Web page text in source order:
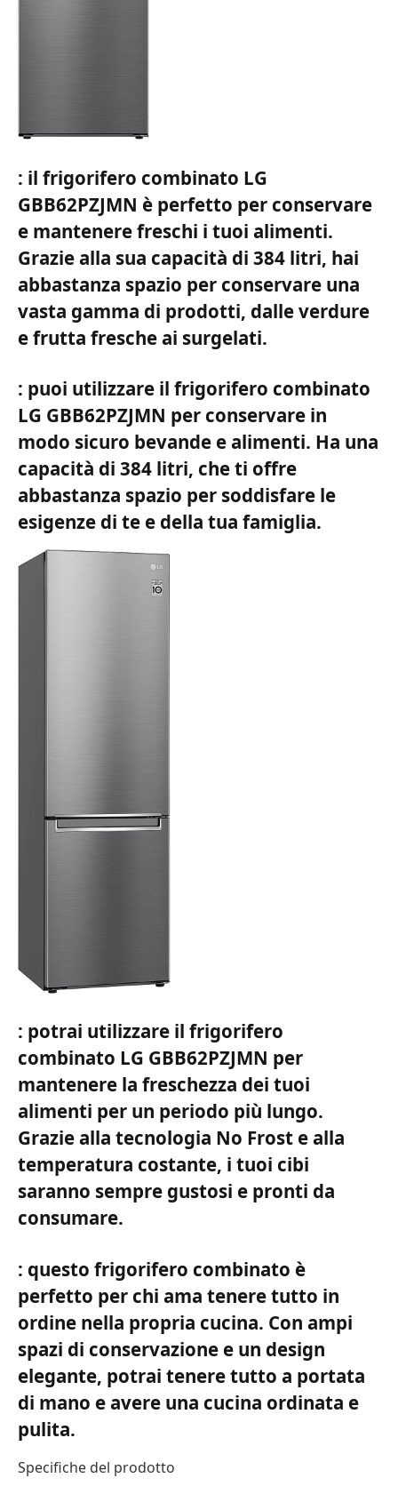
: il frigorifero combinato LG
GBB62PZJMN è perfetto per conservare
e mantenere freschi i tuoi alimenti.
Grazie alla sua capacità di 384 litri, hai
abbastanza spazio per conservare una
vasta gamma di prodotti, dalle verdure
e frutta fresche ai surgelati.
: puoi utilizzare il frigorifero combinato
LG GBB62PZJMN per conservare in
modo sicuro bevande e alimenti. Ha una
capacità di 384 litri, che ti offre
abbastanza spazio per soddisfare le
esigenze di te e della tua famiglia.
: potrai utilizzare il frigorifero
combinato LG GBB62PZJMN per
mantenere la freschezza dei tuoi
alimenti per un periodo più lungo.
Grazie alla tecnologia No Frost e alla
temperatura costante, i tuoi cibi
saranno sempre gustosi e pronti da
consumare.
: questo frigorifero combinato è
perfetto per chi ama tenere tutto in
ordine nella propria cucina. Con ampi
spazi di conservazione e un design
elegante, potrai tenere tutto a portata
di mano e avere una cucina ordinata e
pulita.
Specifiche del prodotto